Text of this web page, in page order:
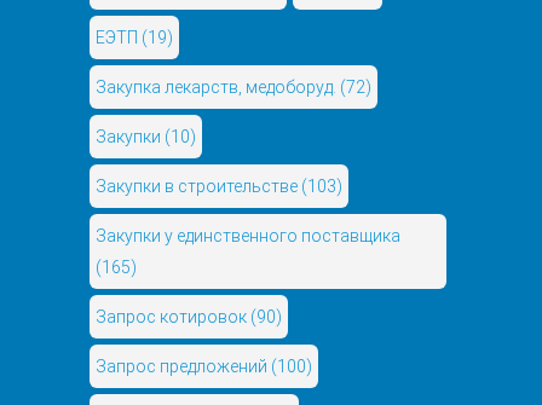
ЕЭТП (19)
Закупка лекарств, медоборуд. (72)
Закупки (10)
Закупки в строительстве (103)
Закупки у единственного поставщика
(165)
Запрос котировок (90)
Запрос предложений (100)